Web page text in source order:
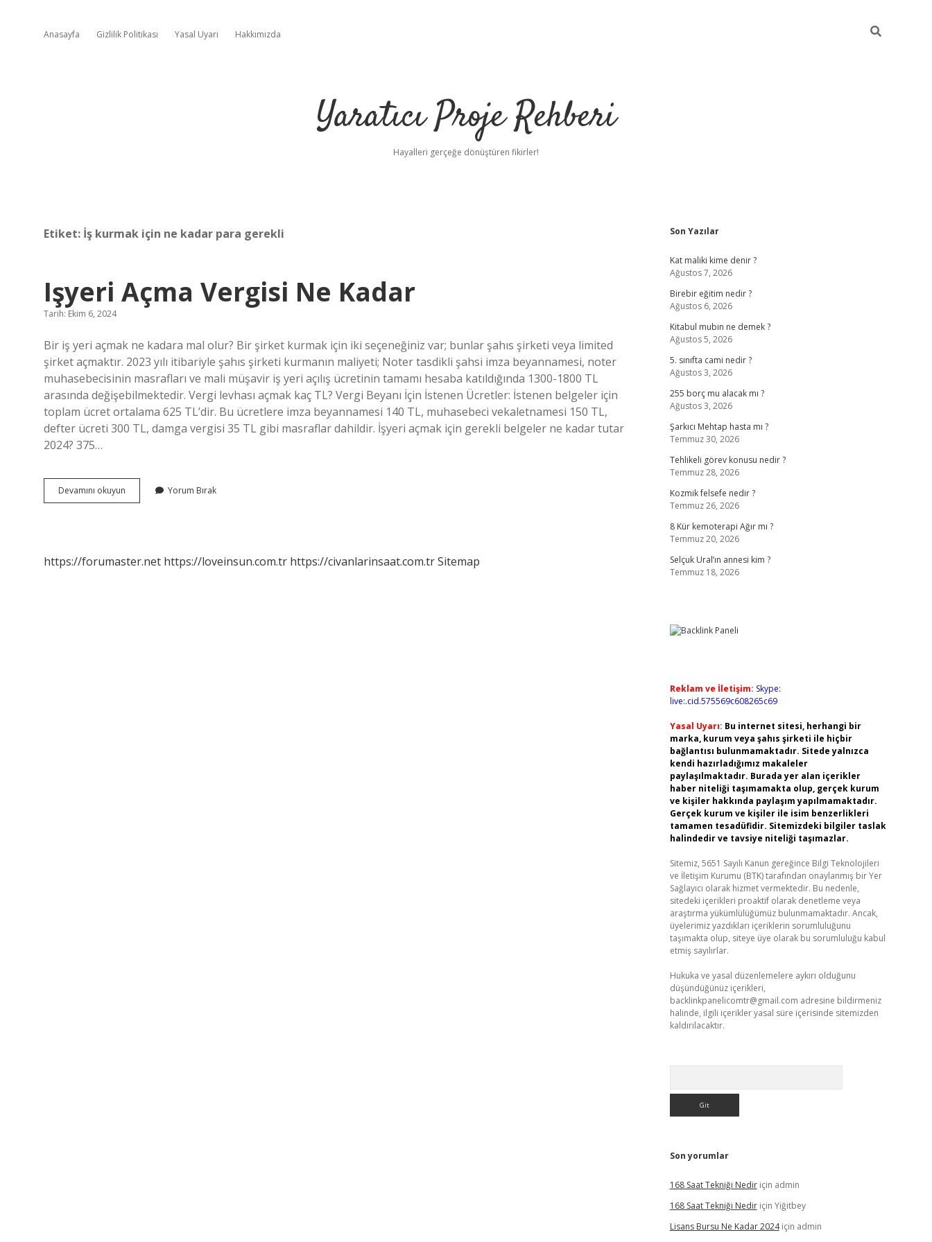
Anasayfa Gizlilik Politikası Yasal Uyarı Hakkımızda
Yaratıcı Proje Rehberi
Hayalleri gerçeğe dönüştüren fikirler!
Etiket: İş kurmak için ne kadar para gerekli
Işyeri Açma Vergisi Ne Kadar
Tarih: Ekim 6, 2024
Bir iş yeri açmak ne kadara mal olur? Bir şirket kurmak için iki seçeneğiniz var; bunlar şahıs şirketi veya limited
şirket açmaktır. 2023 yılı itibariyle şahıs şirketi kurmanın maliyeti; Noter tasdikli şahsi imza beyannamesi, noter
muhasebecisinin masrafları ve mali müşavir iş yeri açılış ücretinin tamamı hesaba katıldığında 1300-1800 TL
arasında değişebilmektedir. Vergi levhası açmak kaç TL? Vergi Beyanı İçin İstenen Ücretler: İstenen belgeler için
toplam ücret ortalama 625 TL’dir. Bu ücretlere imza beyannamesi 140 TL, muhasebeci vekaletnamesi 150 TL,
defter ücreti 300 TL, damga vergisi 35 TL gibi masraflar dahildir. İşyeri açmak için gerekli belgeler ne kadar tutar
2024? 375…
Devamını okuyun
Açma
Yorum Bırak
https://forumaster.net https://loveinsun.com.tr https://civanlarinsaat.com.trSitemap
Sidebar
Son Yazılar
Kat maliki kime denir ?
Ağustos 7, 2026
Birebir eğitim nedir ?
Ağustos 6, 2026
Kitabul mubin ne demek ?
Ağustos 5, 2026
5. sınıfta cami nedir ?
Ağustos 3, 2026
255 borç mu alacak mı ?
Ağustos 3, 2026
Şarkıcı Mehtap hasta mı ?
Temmuz 30, 2026
Tehlikeli görev konusu nedir ?
Temmuz 28, 2026
Kozmik felsefe nedir ?
Temmuz 26, 2026
8 Kür kemoterapi Ağır mı ?
Temmuz 20, 2026
Selçuk Ural’ın annesi kim ?
Temmuz 18, 2026
Reklam ve İletişim: Skype:
live:.cid.575569c608265c69
Yasal Uyarı: Bu internet sitesi, herhangi bir
marka, kurum veya şahıs şirketi ile hiçbir
bağlantısı bulunmamaktadır. Sitede yalnızca
kendi hazırladığımız makaleler
paylaşılmaktadır. Burada yer alan içerikler
haber niteliği taşımamakta olup, gerçek kurum
ve kişiler hakkında paylaşım yapılmamaktadır.
Gerçek kurum ve kişiler ile isim benzerlikleri
tamamen tesadüfidir. Sitemizdeki bilgiler taslak
halindedir ve tavsiye niteliği taşımazlar.
Sitemiz, 5651 Sayılı Kanun gereğince Bilgi Teknolojileri
ve İletişim Kurumu (BTK) tarafından onaylanmış bir Yer
Sağlayıcı olarak hizmet vermektedir. Bu nedenle,
sitedeki içerikleri proaktif olarak denetleme veya
araştırma yükümlülüğümüz bulunmamaktadır. Ancak,
üyelerimiz yazdıkları içeriklerin sorumluluğunu
taşımakta olup, siteye üye olarak bu sorumluluğu kabul
etmiş sayılırlar.
Hukuka ve yasal düzenlemelere aykırı olduğunu
düşündüğünüz içerikleri,
backlinkpanelicomtr@gmail.com adresine bildirmeniz
halinde, ilgili içerikler yasal süre içerisinde sitemizden
kaldırılacaktır.
Son yorumlar
168 Saat Tekniği Nediriçin admin
168 Saat Tekniği Nediriçin Yiğitbey
Lisans Bursu Ne Kadar 2024için admin
https://betci.co/